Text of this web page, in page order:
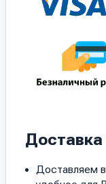
Доставка
Доставляем